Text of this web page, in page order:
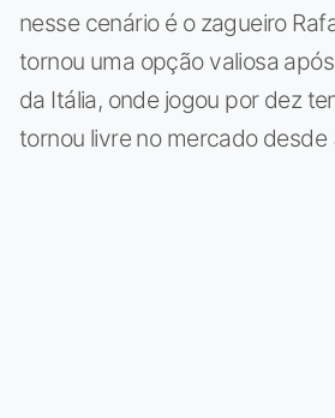
nesse cenário é o zagueiro
tornou uma opção valiosa
da Itália, onde jogou por dez
tornou livre no mercado desde